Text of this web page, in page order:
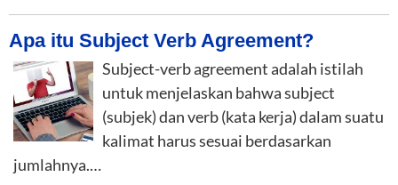
Apa itu Subject Verb Agreement?
Subject-verb agreement adalah istilah
untuk menjelaskan bahwa subject
(subjek) dan verb (kata kerja) dalam suatu
kalimat harus sesuai berdasarkan
jumlahnya.…